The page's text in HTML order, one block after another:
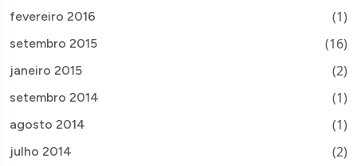
fevereiro 2016 (1)
setembro 2015 (16)
janeiro 2015 (2)
setembro 2014 (1)
agosto 2014 (1)
julho 2014 (2)